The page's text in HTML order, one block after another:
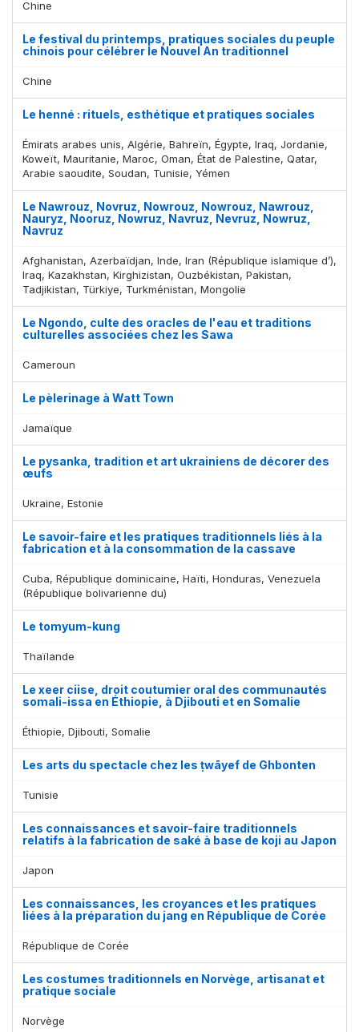
Chine
Le festival du printemps, pratiques sociales du peuple
chinois pour célébrer le Nouvel An traditionnel
Chine
Le henné : rituels, esthétique et pratiques sociales
Émirats arabes unis, Algérie, Bahreïn, Égypte, Iraq, Jordanie,
Koweït, Mauritanie, Maroc, Oman, État de Palestine, Qatar,
Arabie saoudite, Soudan, Tunisie, Yémen
Le Nawrouz, Novruz, Nowrouz, Nowrouz, Nawrouz,
Nauryz, Nooruz, Nowruz, Navruz, Nevruz, Nowruz,
Navruz
Afghanistan, Azerbaïdjan, Inde, Iran (République islamique d’),
Iraq, Kazakhstan, Kirghizistan, Ouzbékistan, Pakistan,
Tadjikistan, Türkiye, Turkménistan, Mongolie
Le Ngondo, culte des oracles de l'eau et traditions
culturelles associées chez les Sawa
Cameroun
Le pèlerinage à Watt Town
Jamaïque
Le pysanka, tradition et art ukrainiens de décorer des
œufs
Ukraine, Estonie
Le savoir-faire et les pratiques traditionnels liés à la
fabrication et à la consommation de la cassave
Cuba, République dominicaine, Haïti, Honduras, Venezuela
(République bolivarienne du)
Le tomyum-kung
Thaïlande
Le xeer ciise, droit coutumier oral des communautés
somali-issa en Éthiopie, à Djibouti et en Somalie
Éthiopie, Djibouti, Somalie
Les arts du spectacle chez les ṭwāyef de Ghbonten
Tunisie
Les connaissances et savoir-faire traditionnels
relatifs à la fabrication de saké à base de koji au Japon
Japon
Les connaissances, les croyances et les pratiques
liées à la préparation du jang en République de Corée
République de Corée
Les costumes traditionnels en Norvège, artisanat et
pratique sociale
Norvège